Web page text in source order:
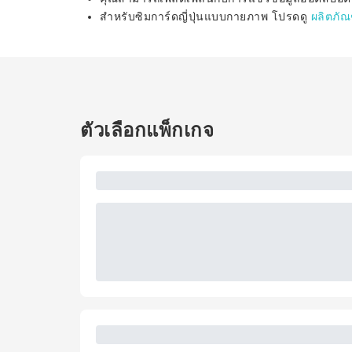
สำหรับซิมการ์ดญี่ปุ่นแบบกายภาพ โปรดดู ผลิตภั
ตัวเลือกแพ็กเกจ